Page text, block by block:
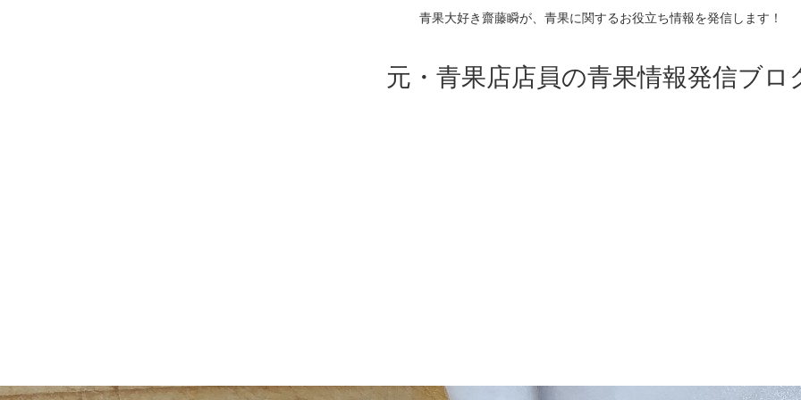
青果大好き齋藤瞬が、青果に関するお役立ち情報を発信します！
元・青果店店員の青果情報発信ブロ